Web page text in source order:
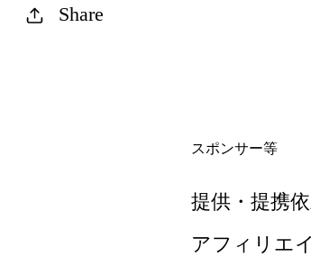
Share
スポンサー等
提供・提携
アフィリエ